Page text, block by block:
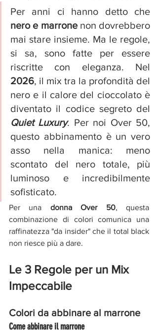
nero e marrone non dovrebbero
mai stare insieme. Ma le regole,
si sa, sono fatte per essere
riscritte con eleganza. Nel
2026, il mix tra la profondità del
nero e il calore del cioccolato è
Quiet Luxury. Per noi Over 50,
questo abbinamento è un vero
asso nella manica: meno
scontato del nero totale, più
luminoso e incredibilmente
sofisticato.
Per una donna Over 50, questa
combinazione di colori comunica una
raffinatezza "da insider" che il total black
non riesce più a dare.
Le 3 Regole per un Mix
Impeccabile
Colori da abbinare al marrone
Come abbinare il marrone